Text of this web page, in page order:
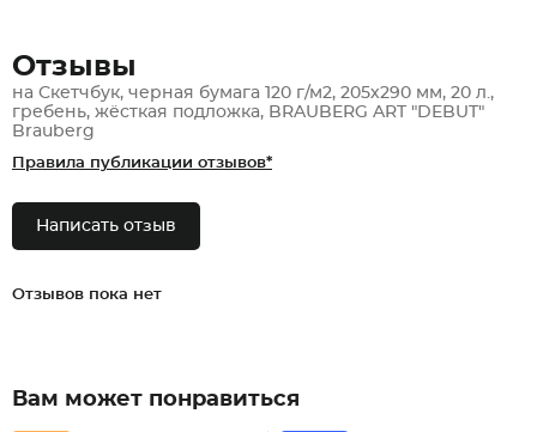
Отзывы
на Скетчбук, черная бумага 120 г/м2, 205х290 мм, 20 л.,
гребень, жёсткая подложка, BRAUBERG ART "DEBUT"
Brauberg
Правила публикации отзывов*
Написать отзыв
Отзывов пока нет
Вам может понравиться